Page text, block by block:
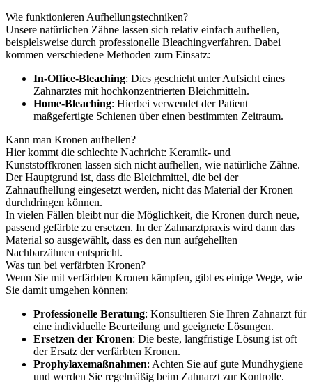
Wie funktionieren Aufhellungstechniken?
Unsere natürlichen Zähne lassen sich relativ einfach aufhellen,
beispielsweise durch professionelle Bleachingverfahren. Dabei
kommen verschiedene Methoden zum Einsatz:
In-Office-Bleaching: Dies geschieht unter Aufsicht eines
Zahnarztes mit hochkonzentrierten Bleichmitteln.
Home-Bleaching: Hierbei verwendet der Patient
maßgefertigte Schienen über einen bestimmten Zeitraum.
Kann man Kronen aufhellen?
Hier kommt die schlechte Nachricht: Keramik- und
Kunststoffkronen lassen sich nicht aufhellen, wie natürliche Zähne.
Der Hauptgrund ist, dass die Bleichmittel, die bei der
Zahnaufhellung eingesetzt werden, nicht das Material der Kronen
durchdringen können.
In vielen Fällen bleibt nur die Möglichkeit, die Kronen durch neue,
passend gefärbte zu ersetzen. In der Zahnarztpraxis wird dann das
Material so ausgewählt, dass es den nun aufgehellten
Nachbarzähnen entspricht.
Was tun bei verfärbten Kronen?
Wenn Sie mit verfärbten Kronen kämpfen, gibt es einige Wege, wie
Sie damit umgehen können:
Professionelle Beratung: Konsultieren Sie Ihren Zahnarzt für
eine individuelle Beurteilung und geeignete Lösungen.
Ersetzen der Kronen: Die beste, langfristige Lösung ist oft
der Ersatz der verfärbten Kronen.
Prophylaxemaßnahmen: Achten Sie auf gute Mundhygiene
und werden Sie regelmäßig beim Zahnarzt zur Kontrolle.